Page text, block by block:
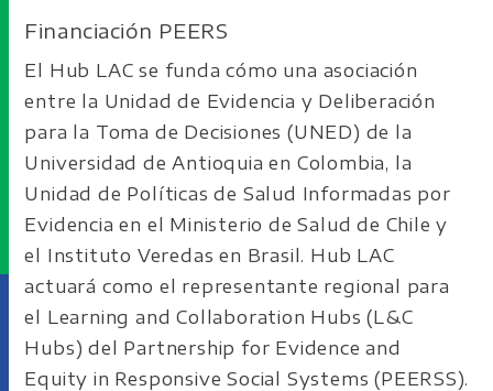
Financiación PEERS
El Hub LAC se funda cómo una asociación
entre la Unidad de Evidencia y Deliberación
para la Toma de Decisiones (UNED) de la
Universidad de Antioquia en Colombia, la
Unidad de Políticas de Salud Informadas por
Evidencia en el Ministerio de Salud de Chile y
el Instituto Veredas en Brasil. Hub LAC
actuará como el representante regional para
el Learning and Collaboration Hubs (L&C
Hubs) del Partnership for Evidence and
Equity in Responsive Social Systems (PEERSS).